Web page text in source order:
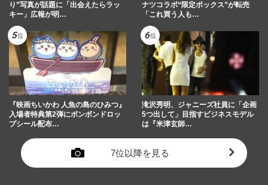
り”写真が話題に「出会えたらラッ
キー」広報が明…
ナツコラボ“限定ボックス”が転売
「これ買う人も…
『映画ちいかわ 人魚の島のひみつ』
入場者特典第2弾にボンボンドロッ
プシール配布…
滝沢秀明、ジャニーズ社員に「企画
5つ出して」目指すビジネスモデル
は『米津玄師…
7位以降を見る